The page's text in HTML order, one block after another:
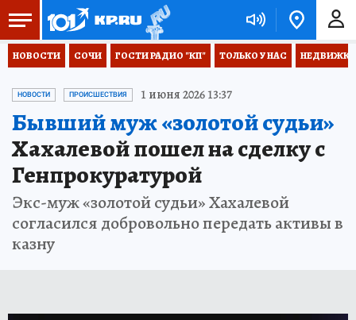
НОВОСТИ СОЧИ ГОСТИ РАДИО "КП" ТОЛЬКО У НАС НЕДВИЖКА
НОВОСТИ ПРОИСШЕСТВИЯ 1 июня 2026 13:37
Бывший муж «золотой судьи»
Хахалевой пошел на сделку с
Генпрокуратурой
Экс-муж «золотой судьи» Хахалевой
согласился добровольно передать активы в
казну